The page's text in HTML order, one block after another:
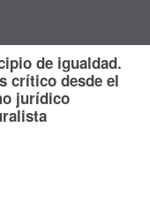
de igualdad.
crítico desde el
jurídico